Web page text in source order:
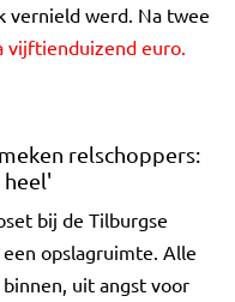
vernield werd. Na twee
vijftienduizend euro.
relschoppers:
heel'
bij de Tilburgse
opslagruimte. Alle
uit angst voor